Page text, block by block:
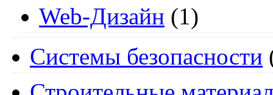
Web-Дизайн (1)
Системы безопасности